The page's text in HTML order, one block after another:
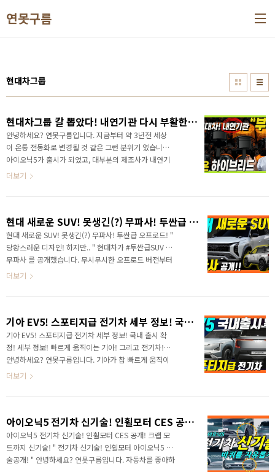
연못구름
현대차그룹
현대차그룹 칼 뽑았다! 내연기관 다시 부활한다!
안녕하세요? 연못구름입니다. 지금부터 약 3년전 세상
이 온통 전동화로 변경될 것 같은 그런 분위기 였습니다.
아이오닉5가 출시가 되었고, 대부분의 제조사가 내연기
관 차량은 더이상 개발하지 않겠다고 선언을 했었죠? 채
고 구입하세요! 이렇게 알려드리고 있고, 현재까지도 전
확한 정보를 가장 먼저 만나보세요!
더보기
현대 새로운 SUV! 못생긴(?) 무파사! 투싼급 오프로드!
현대 새로운 SUV! 못생긴(?) 무파사! 투싼급 오프로드! "
당황스러운 디자인! 하지만.. " 현대차가 #투싼급SUV #
무파사 를 공개했습니다. 무시무시한 오프로드 버전부터
만나보세요! 영상으로 정확한 소식을 빠르게 만나보세
인데요. 중국에서 포착된 #투싼페이스리프트 라고 알려
인공이죠? 현대는 중국 투싼 IX35를 대체하는 무파사를
공개했습니다. 압도적인 존재감을 보여주는 무파사는 이
번주에 개최되는 상하이 모터쇼에서 양산형 노멀 버전과
함께 #무파사오프로드 콘셉트가 함께 공개됩니다. 먼저
로 제작되었으며 국내형 보다 전장과 축거만 조금 짧은데
전장..
더보기
기아 EV5! 스포티지급 전기차 세부 정보! 국내 출시 확정! 세부 정보!
기아 EV5! 스포티지급 전기차 세부 정보! 국내 출시 확
정! 세부 정보! 빠르게 움직이는 기아! 그리고 전기차!
안녕하세요? 연못구름입니다. 기아가 참 빠르게 움직이
고 있습니다. 올해만 9종의 차량을 출시한다고 알려드렸
을 공개했고, 여름은 레이 파생모델인 #레이EV 를 8월
국 시장에 먼저 출시한다고 알려드렸습니다. 어떤 차량
이 출시되는데 영상으로 빠르게 만나보세요! 그런데 국
내 출시 여부도 추가로 확인되었습니다. 중국 상해에서
개최된 "기아 EV 데이"에서 #송호성 기아 사장 입을 통
더보기
아이오닉5 전기차 신기술! 인휠모터 CES 공개! 크랩 모드까지 신기술!
아이오닉5 전기차 신기술! 인휠모터 CES 공개! 크랩 모
드까지 신기술! " 전기차 신기술! 인휠모터 아이오닉5 기
술공개! " 안녕하세요? 연못구름입니다. 자동차를 좋아하